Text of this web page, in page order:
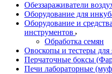
Обеззараживатели
Оборудование для
Оборудование и
инструментов
Обработка семян
Овоскопы и тестеры для
Перчаточные боксы
Печи лабораторные